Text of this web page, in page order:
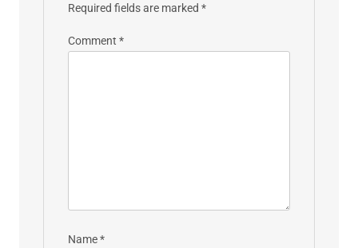
Required fields are marked *
Comment *
Name*